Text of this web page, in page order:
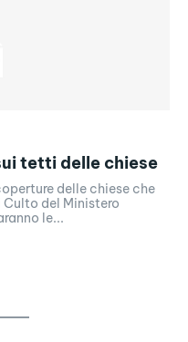
tetti delle chiese
delle chiese che
del Ministero
le...